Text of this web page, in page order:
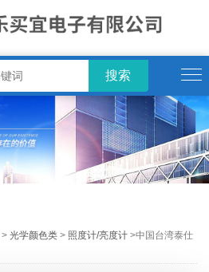
>光学颜色类 > 照度计/亮度计 >中国台湾泰仕